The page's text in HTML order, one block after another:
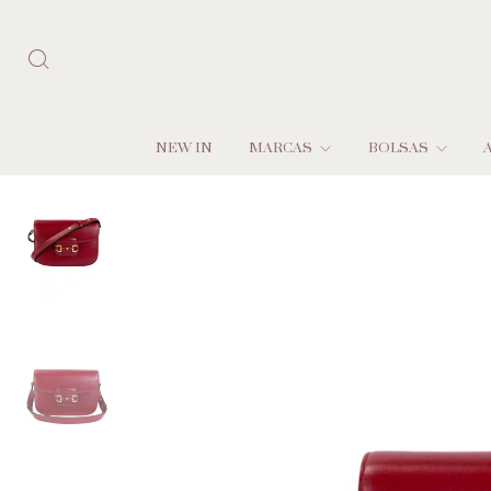
NEW IN MARCAS BOLSAS